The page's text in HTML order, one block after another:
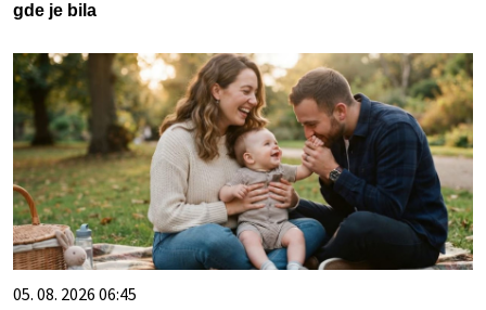
gde je bila
05. 08. 2026 06:45